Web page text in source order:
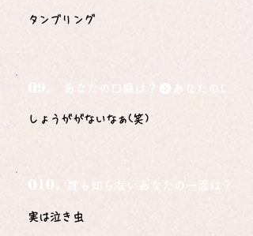
タンブリング
Q9. あなたの口癖は？
しょうががないなぁ(笑)
Q10. 誰も知らないあなたの一面は？
実は泣き虫